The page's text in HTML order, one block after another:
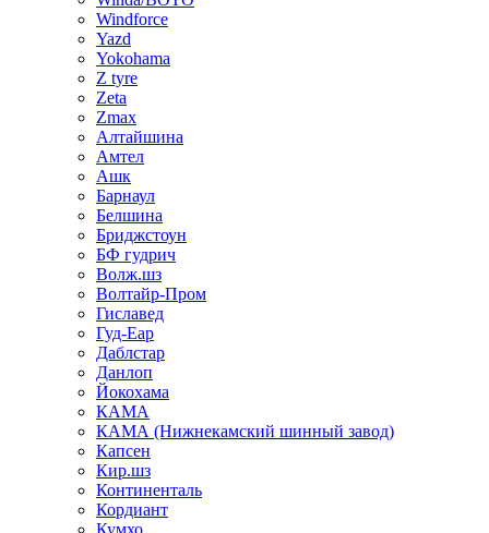
Windforce
Yazd
Yokohama
Z tyre
Zeta
Zmax
Алтайшина
Амтел
Ашк
Барнаул
Белшина
Бриджстоун
БФ гудрич
Волж.шз
Волтайр-Пром
Гиславед
Гуд-Еар
Даблстар
Данлоп
Йокохама
КАМА
КАМА (Нижнекамский шинный завод)
Капсен
Кир.шз
Континенталь
Кордиант
Кумхо